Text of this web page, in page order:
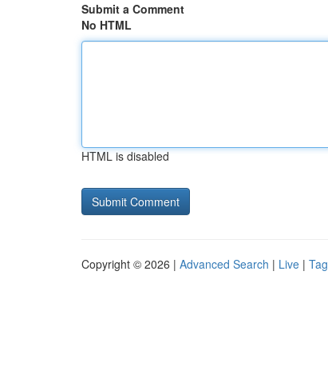
Submit a Comment
No HTML
HTML is disabled
Copyright © 2026 | Advanced Search | Live |